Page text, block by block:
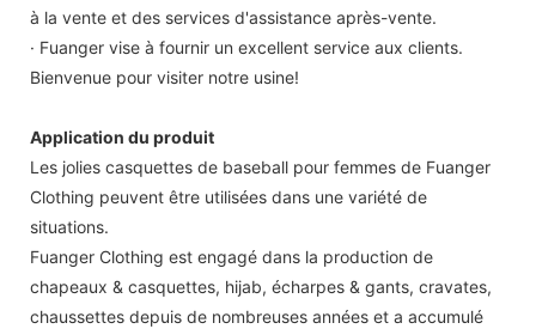
à la vente et des services d'assistance après-vente.
· Fuanger vise à fournir un excellent service aux clients.
Bienvenue pour visiter notre usine!
Application du produit
Les jolies casquettes de baseball pour femmes de Fuanger
Clothing peuvent être utilisées dans une variété de
situations.
Fuanger Clothing est engagé dans la production de
chapeaux & casquettes, hijab, écharpes & gants, cravates,
chaussettes depuis de nombreuses années et a accumulé